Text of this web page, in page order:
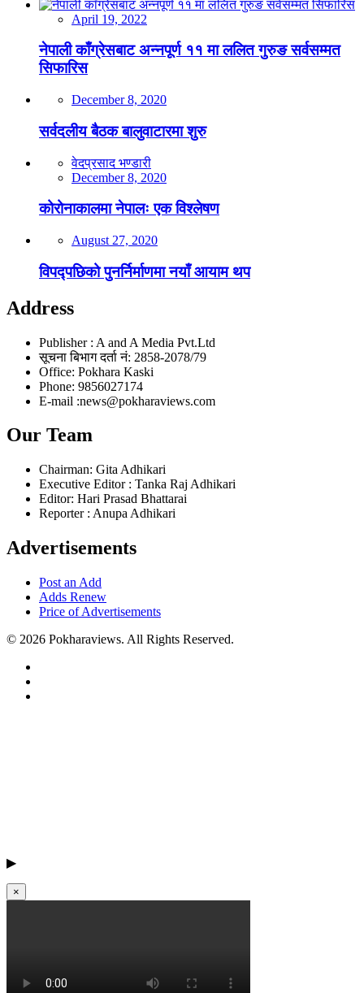
April 19, 2022
नेपाली काँग्रेसबाट अन्नपूर्ण ११ मा ललित गुरुङ सर्वसम्मत
सिफारिस
December 8, 2020
सर्वदलीय बैठक बालुवाटारमा शुरु
वेदप्रसाद भण्डारी
December 8, 2020
कोरोनाकालमा नेपालः एक विश्लेषण
August 27, 2020
विपद्पछिको पुनर्निर्माणमा नयाँ आयाम थप
Address
Publisher : A and A Media Pvt.Ltd
सूचना बिभाग दर्ता नं: 2858-2078/79
Office: Pokhara Kaski
Phone: 9856027174
E-mail :news@pokharaviews.com
Our Team
Chairman: Gita Adhikari
Executive Editor : Tanka Raj Adhikari
Editor: Hari Prasad Bhattarai
Reporter : Anupa Adhikari
Advertisements
Post an Add
Adds Renew
Price of Advertisements
© 2026 Pokharaviews. All Rights Reserved.
▶
×